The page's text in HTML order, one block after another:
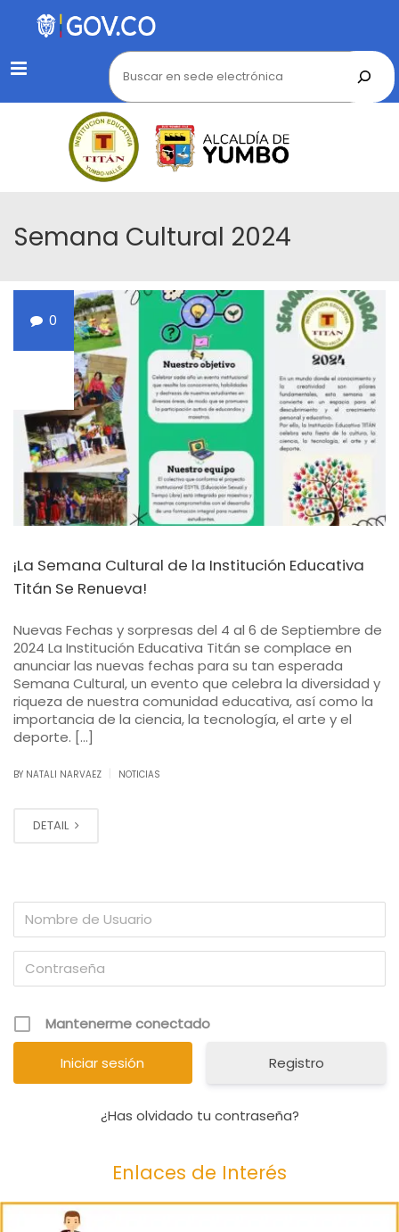
Menu
Semana Cultural 2024
0
¡La Semana Cultural de la Institución Educativa
Titán Se Renueva!
Nuevas Fechas y sorpresas del 4 al 6 de Septiembre de
2024 La Institución Educativa Titán se complace en
anunciar las nuevas fechas para su tan esperada
Semana Cultural, un evento que celebra la diversidad y
riqueza de nuestra comunidad educativa, así como la
importancia de la ciencia, la tecnología, el arte y el
deporte. […]
BY NATALI NARVAEZ NOTICIAS
DETAIL
Mantenerme conectado
Registro
¿Has olvidado tu contraseña?
Enlaces de Interés